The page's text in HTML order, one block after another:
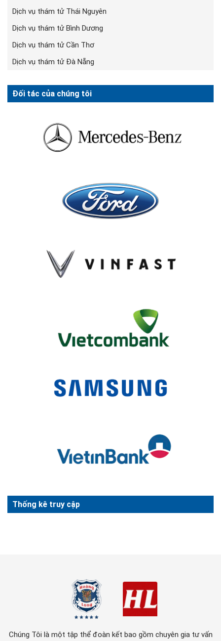
Dịch vụ thám tử Thái Nguyên
Dịch vụ thám tử Bình Dương
Dịch vụ thám tử Cần Thơ
Dịch vụ thám tử Đà Nẵng
Đối tác của chúng tôi
Thống kê truy cập
Chúng Tôi là một tập thể đoàn kết bao gồm chuyên gia tư vấn